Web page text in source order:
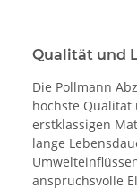
Qualität und
Die Pollmann
höchste Qualität
erstklassigen
lange
anspruchsvolle